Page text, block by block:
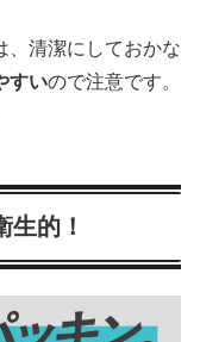
、清潔にしておかな
すいので注意です。
的！